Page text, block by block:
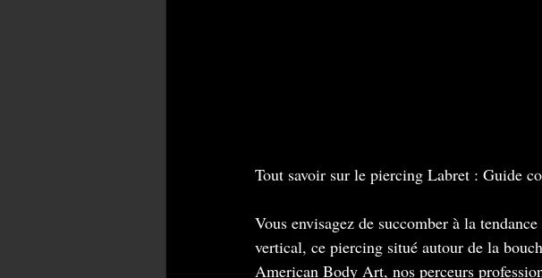
Tout savoir sur le piercing Labret : Guide
Vous envisagez de succomber à la
vertical, ce piercing situé autour de la
American Body Art, nos perceurs